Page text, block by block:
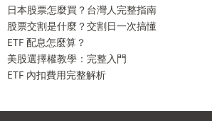
日本股票怎麼買？台灣人完整指南
股票交割是什麼？交割日一次搞懂
ETF 配息怎麼算？
美股選擇權教學：完整入門
ETF 內扣費用完整解析